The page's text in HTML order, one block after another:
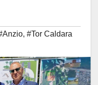
, #Tor Caldara